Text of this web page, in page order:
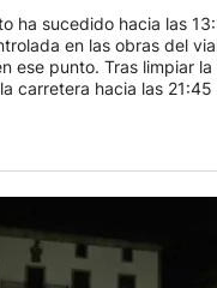
ha sucedido hacia las
en las obras del
ese punto. Tras limpiar
carretera hacia las 21:45